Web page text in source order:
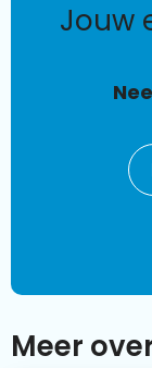
jouw eigen custom made
Meer